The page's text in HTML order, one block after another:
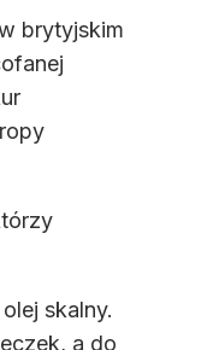
brytyjskim
skalny.
a do